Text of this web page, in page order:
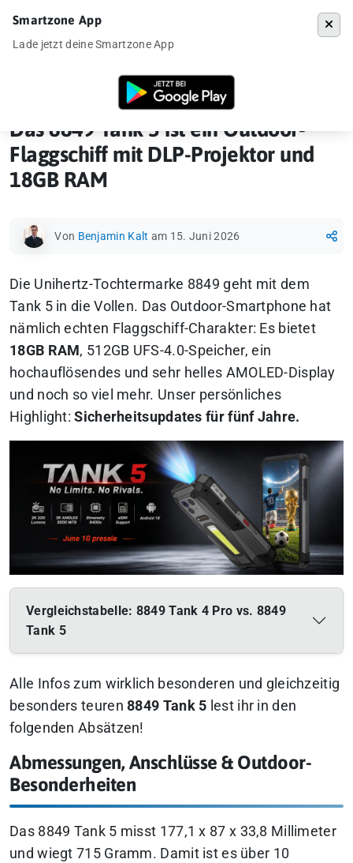
Ankündigung Das 8849 Tank 5 ist ein Outdoor-
Das 8849 Tank 5 ist ein Outdoor-
Flaggschiff mit DLP-Projektor und
18GB RAM
Von Benjamin Kalt am 15. Juni 2026
Die Unihertz-Tochtermarke 8849 geht mit dem
Tank 5 in die Vollen. Das Outdoor-Smartphone hat
nämlich echten Flaggschiff-Charakter: Es bietet
18GB RAM , 512GB UFS-4.0-Speicher, ein
hochauflösendes und sehr helles AMOLED-Display
und noch so viel mehr. Unser persönliches
Highlight:Sicherheitsupdates für fünf Jahre.
Vergleichstabelle: 8849 Tank 4 Pro vs. 8849
Tank 5
Alle Infos zum wirklich besonderen und gleichzeitig
besonders teuren8849 Tank 5 lest ihr in den
folgenden Absätzen!
Abmessungen, Anschlüsse & Outdoor-
Besonderheiten
Das 8849 Tank 5 misst 177,1 x 87 x 33,8 Millimeter
und wiegt 715 Gramm. Damit ist es über 10
Smartzone App
Lade jetzt deine Smartzone App